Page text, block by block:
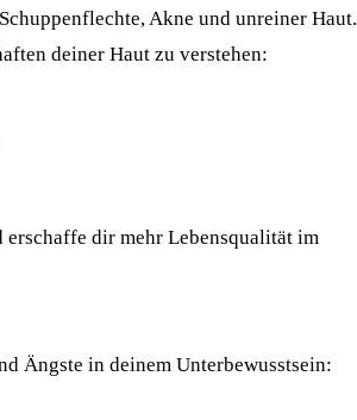
Akne und unreiner Haut.
deiner Haut zu verstehen:
erschaffe dir mehr Lebensqualität im
Ängste in deinem Unterbewusstsein: